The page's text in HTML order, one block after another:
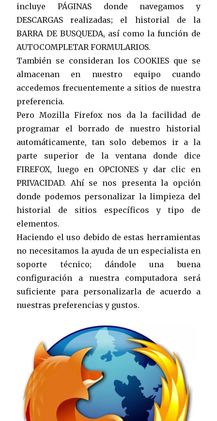
incluye PÁGINAS donde navegamos y
DESCARGAS realizadas; el historial de la
BARRA DE BUSQUEDA, así como la función de
AUTOCOMPLETAR FORMULARIOS.
También se consideran los COOKIES que se
almacenan en nuestro equipo cuando
accedemos frecuentemente a sitios de nuestra
preferencia.
Pero Mozilla Firefox nos da la facilidad de
programar el borrado de nuestro historial
automáticamente, tan solo debemos ir a la
parte superior de la ventana donde dice
FIREFOX, luego en OPCIONES y dar clic en
PRIVACIDAD. Ahí se nos presenta la opción
donde podemos personalizar la limpieza del
historial de sitios específicos y tipo de
elementos.
Haciendo el uso debido de estas herramientas
no necesitamos la ayuda de un especialista en
soporte técnico; dándole una buena
configuración a nuestra computadora será
suficiente para personalizarla de acuerdo a
nuestras preferencias y gustos.